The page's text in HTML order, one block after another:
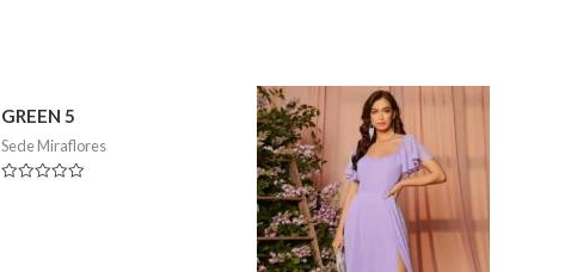
GREEN 5
Sede Miraflores